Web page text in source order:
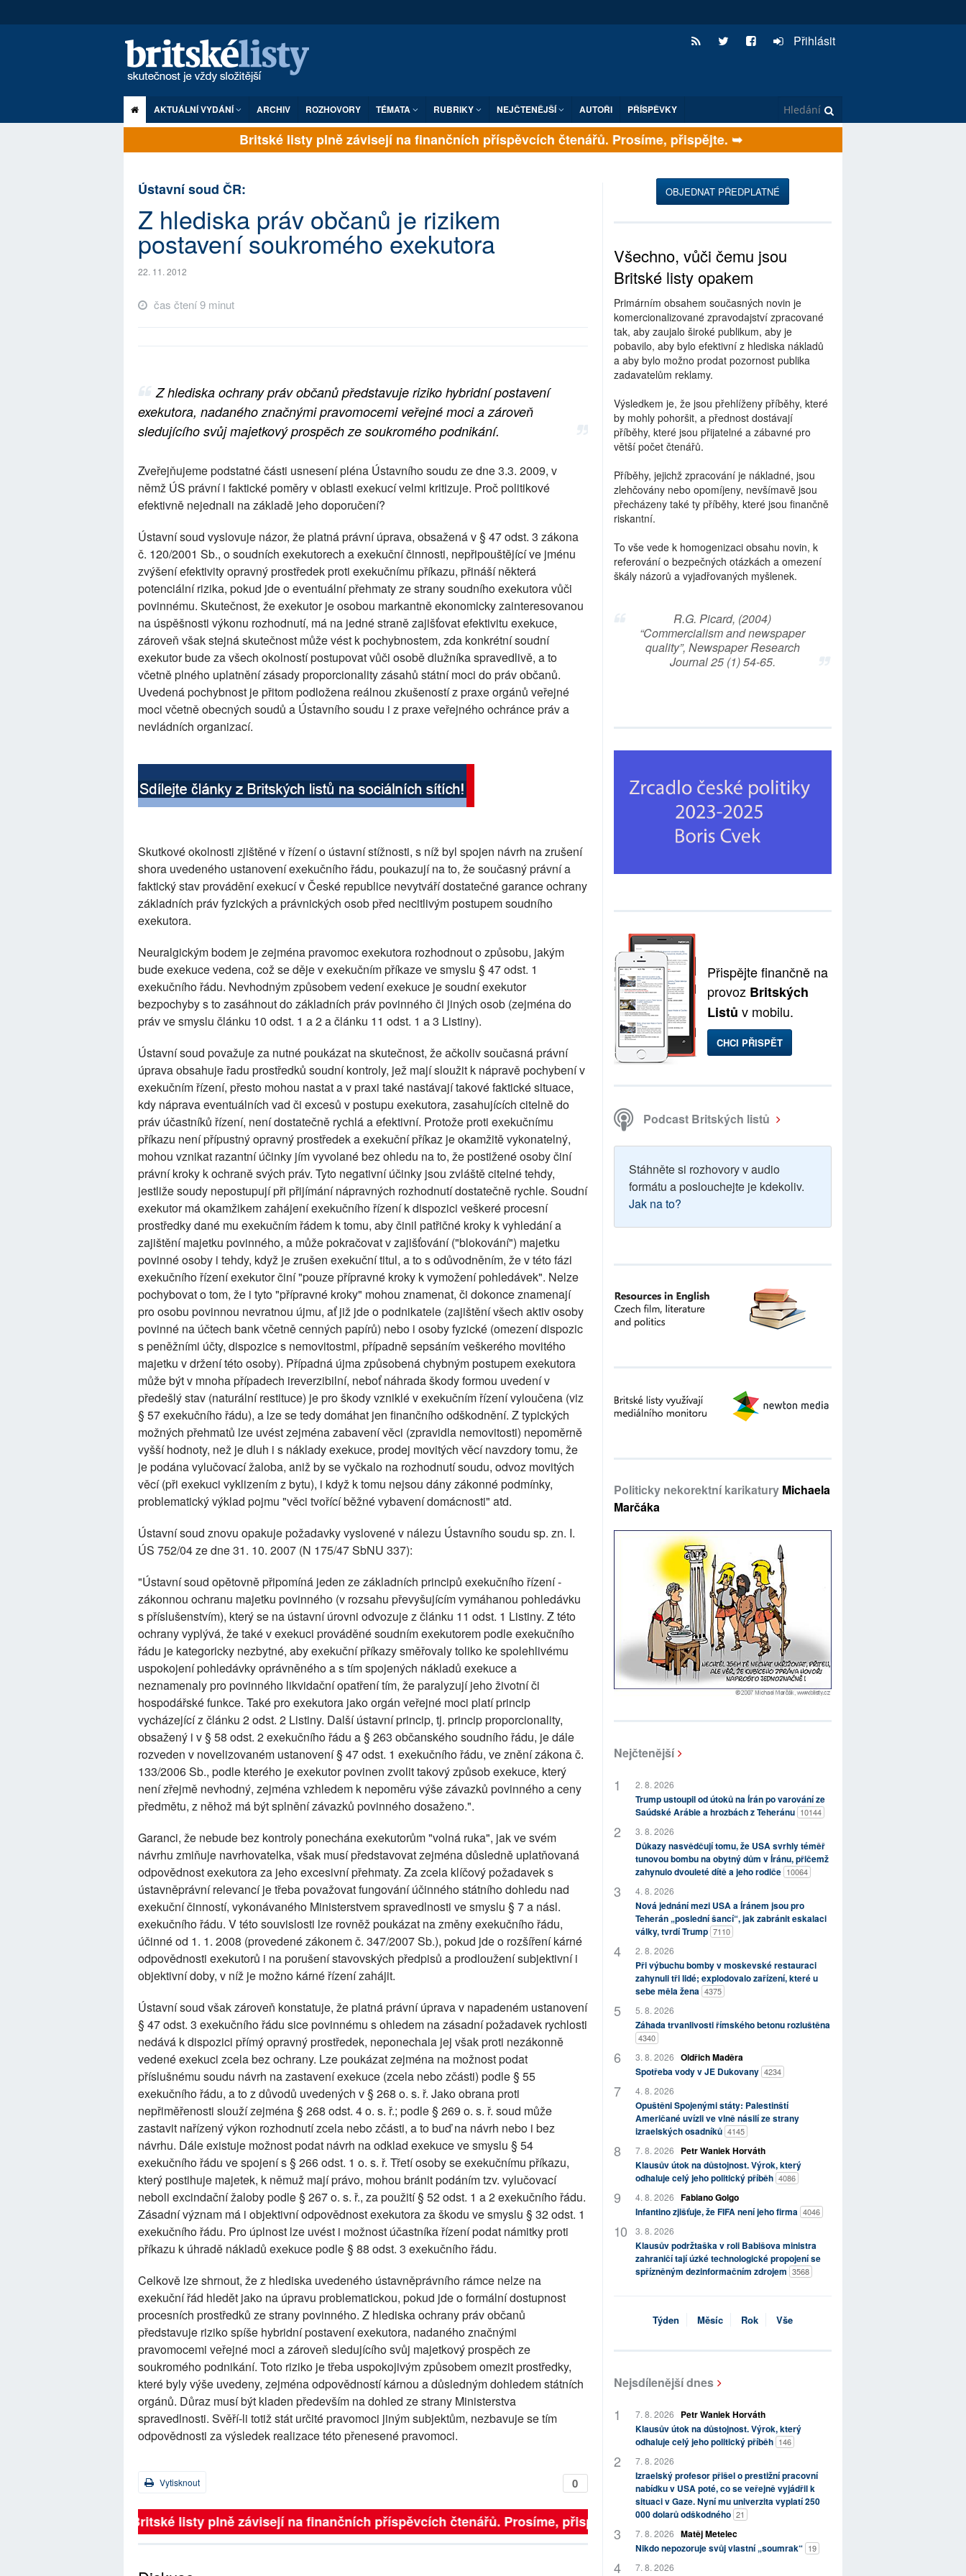
Přihlásit
AKTUÁLNÍ VYDÁNÍ ARCHIV ROZHOVORY TÉMATA RUBRIKY NEJČTENĚJŠÍ AUTOŘI PŘÍSPĚVKY
Britské listy plně závisejí na finančních příspěvcích čtenářů. Prosíme, přispějte. ➥
Ústavní soud ČR:
Z hlediska práv občanů je rizikem
postavení soukromého exekutora
22. 11. 2012
čas čtení 9 minut
Z hlediska ochrany práv občanů představuje riziko hybridní postavení
exekutora, nadaného značnými pravomocemi veřejné moci a zároveň
sledujícího svůj majetkový prospěch ze soukromého podnikání.
Zveřejňujeme podstatné části usnesení pléna Ústavního soudu ze dne 3.3. 2009, v
němž ÚS právní i faktické poměry v oblasti exekucí velmi kritizuje. Proč politikové
efektivně nejednali na základě jeho doporučení?
Ústavní soud vyslovuje názor, že platná právní úprava, obsažená v § 47 odst. 3 zákona
č. 120/2001 Sb., o soudních exekutorech a exekuční činnosti, nepřipouštějící ve jménu
zvýšení efektivity opravný prostředek proti exekučnímu příkazu, přináší některá
potenciální rizika, pokud jde o eventuální přehmaty ze strany soudního exekutora vůči
povinnému. Skutečnost, že exekutor je osobou markantně ekonomicky zainteresovanou
na úspěšnosti výkonu rozhodnutí, má na jedné straně zajišťovat efektivitu exekuce,
zároveň však stejná skutečnost může vést k pochybnostem, zda konkrétní soudní
exekutor bude za všech okolností postupovat vůči osobě dlužníka spravedlivě, a to
včetně plného uplatnění zásady proporcionality zásahů státní moci do práv občanů.
Uvedená pochybnost je přitom podložena reálnou zkušeností z praxe orgánů veřejné
moci včetně obecných soudů a Ústavního soudu i z praxe veřejného ochránce práv a
nevládních organizací.
Skutkové okolnosti zjištěné v řízení o ústavní stížnosti, s níž byl spojen návrh na zrušení
shora uvedeného ustanovení exekučního řádu, poukazují na to, že současný právní a
faktický stav provádění exekucí v České republice nevytváří dostatečné garance ochrany
základních práv fyzických a právnických osob před necitlivým postupem soudního
exekutora.
Neuralgickým bodem je zejména pravomoc exekutora rozhodnout o způsobu, jakým
bude exekuce vedena, což se děje v exekučním příkaze ve smyslu § 47 odst. 1
exekučního řádu. Nevhodným způsobem vedení exekuce je soudní exekutor
bezpochyby s to zasáhnout do základních práv povinného či jiných osob (zejména do
práv ve smyslu článku 10 odst. 1 a 2 a článku 11 odst. 1 a 3 Listiny).
Ústavní soud považuje za nutné poukázat na skutečnost, že ačkoliv současná právní
úprava obsahuje řadu prostředků soudní kontroly, jež mají sloužit k nápravě pochybení v
exekučním řízení, přesto mohou nastat a v praxi také nastávají takové faktické situace,
kdy náprava eventuálních vad či excesů v postupu exekutora, zasahujících citelně do
práv účastníků řízení, není dostatečně rychlá a efektivní. Protože proti exekučnímu
příkazu není přípustný opravný prostředek a exekuční příkaz je okamžitě vykonatelný,
mohou vznikat razantní účinky jím vyvolané bez ohledu na to, že postižené osoby činí
právní kroky k ochraně svých práv. Tyto negativní účinky jsou zvláště citelné tehdy,
jestliže soudy nepostupují při přijímání nápravných rozhodnutí dostatečně rychle. Soudní
exekutor má okamžikem zahájení exekučního řízení k dispozici veškeré procesní
prostředky dané mu exekučním řádem k tomu, aby činil patřičné kroky k vyhledání a
zajištění majetku povinného, a může pokračovat v zajišťování ("blokování") majetku
povinné osoby i tehdy, když je zrušen exekuční titul, a to s odůvodněním, že v této fázi
exekučního řízení exekutor činí "pouze přípravné kroky k vymožení pohledávek". Nelze
pochybovat o tom, že i tyto "přípravné kroky" mohou znamenat, či dokonce znamenají
pro osobu povinnou nevratnou újmu, ať již jde o podnikatele (zajištění všech aktiv osoby
povinné na účtech bank včetně cenných papírů) nebo i osoby fyzické (omezení dispozic
s peněžními účty, dispozice s nemovitostmi, případně sepsáním veškerého movitého
majetku v držení této osoby). Případná újma způsobená chybným postupem exekutora
může být v mnoha případech ireverzibilní, neboť náhrada škody formou uvedení v
předešlý stav (naturální restituce) je pro škody vzniklé v exekučním řízení vyloučena (viz
§ 57 exekučního řádu), a lze se tedy domáhat jen finančního odškodnění. Z typických
možných přehmatů lze uvést zejména zabavení věci (zpravidla nemovitosti) nepoměrně
vyšší hodnoty, než je dluh i s náklady exekuce, prodej movitých věcí navzdory tomu, že
je podána vylučovací žaloba, aniž by se vyčkalo na rozhodnutí soudu, odvoz movitých
věcí (při exekuci vyklizením z bytu), i když k tomu nejsou dány zákonné podmínky,
problematický výklad pojmu "věci tvořící běžné vybavení domácnosti" atd.
Ústavní soud znovu opakuje požadavky vyslovené v nálezu Ústavního soudu sp. zn. I.
ÚS 752/04 ze dne 31. 10. 2007 (N 175/47 SbNU 337):
"Ústavní soud opětovně připomíná jeden ze základních principů exekučního řízení -
zákonnou ochranu majetku povinného (v rozsahu převyšujícím vymáhanou pohledávku
s příslušenstvím), který se na ústavní úrovni odvozuje z článku 11 odst. 1 Listiny. Z této
ochrany vyplývá, že také v exekuci prováděné soudním exekutorem podle exekučního
řádu je kategoricky nezbytné, aby exekuční příkazy směřovaly toliko ke spolehlivému
uspokojení pohledávky oprávněného a s tím spojených nákladů exekuce a
neznamenaly pro povinného likvidační opatření tím, že paralyzují jeho životní či
hospodářské funkce. Také pro exekutora jako orgán veřejné moci platí princip
vycházející z článku 2 odst. 2 Listiny. Další ústavní princip, tj. princip proporcionality,
obsažený i v § 58 odst. 2 exekučního řádu a § 263 občanského soudního řádu, je dále
rozveden v novelizovaném ustanovení § 47 odst. 1 exekučního řádu, ve znění zákona č.
133/2006 Sb., podle kterého je exekutor povinen zvolit takový způsob exekuce, který
není zřejmě nevhodný, zejména vzhledem k nepoměru výše závazků povinného a ceny
předmětu, z něhož má být splnění závazků povinného dosaženo.".
Garanci, že nebude bez kontroly ponechána exekutorům "volná ruka", jak ve svém
návrhu zmiňuje navrhovatelka, však musí představovat zejména důsledně uplatňovaná
odpovědnost exekutora za jeho excesivní přehmaty. Za zcela klíčový požadavek s
ústavněprávní relevancí je třeba považovat fungování účinného státního dohledu nad
exekuční činností, vykonávaného Ministerstvem spravedlnosti ve smyslu § 7 a násl.
exekučního řádu. V této souvislosti lze rovněž poukázat na změny exekučního řádu,
účinné od 1. 1. 2008 (provedené zákonem č. 347/2007 Sb.), pokud jde o rozšíření kárné
odpovědnosti exekutorů i na porušení stavovských předpisů a prodloužení subjektivní i
objektivní doby, v níž je možno kárné řízení zahájit.
Ústavní soud však zároveň konstatuje, že platná právní úprava v napadeném ustanovení
§ 47 odst. 3 exekučního řádu sice povinnému s ohledem na zásadní požadavek rychlosti
nedává k dispozici přímý opravný prostředek, neponechala jej však proti nezákonně
vedené exekuci zcela bez ochrany. Lze poukázat zejména na možnost podat
příslušnému soudu návrh na zastavení exekuce (zcela nebo zčásti) podle § 55
exekučního řádu, a to z důvodů uvedených v § 268 o. s. ř. Jako obrana proti
nepřiměřenosti slouží zejména § 268 odst. 4 o. s. ř.; podle § 269 o. s. ř. soud může
zastavit nařízený výkon rozhodnutí zcela nebo zčásti, a to buď na návrh nebo i bez
návrhu. Dále existuje možnost podat návrh na odklad exekuce ve smyslu § 54
exekučního řádu ve spojení s § 266 odst. 1 o. s. ř. Třetí osoby se exekučnímu příkazu,
který postihuje majetek, k němuž mají právo, mohou bránit podáním tzv. vylučovací
neboli excindační žaloby podle § 267 o. s. ř., za použití § 52 odst. 1 a 2 exekučního řádu.
Zásadní význam má i objektivní odpovědnost exekutora za škodu ve smyslu § 32 odst. 1
exekučního řádu. Pro úplnost lze uvést i možnost účastníka řízení podat námitky proti
příkazu k úhradě nákladů exekuce podle § 88 odst. 3 exekučního řádu.
Celkově lze shrnout, že z hlediska uvedeného ústavněprávního rámce nelze na
exekuční řád hledět jako na úpravu problematickou, pokud jde o formální dostupnost
procesních prostředků ze strany povinného. Z hlediska ochrany práv občanů
představuje riziko spíše hybridní postavení exekutora, nadaného značnými
pravomocemi veřejné moci a zároveň sledujícího svůj majetkový prospěch ze
soukromého podnikání. Toto riziko je třeba uspokojivým způsobem omezit prostředky,
které byly výše uvedeny, zejména odpovědností kárnou a důsledným dohledem státních
orgánů. Důraz musí být kladen především na dohled ze strany Ministerstva
spravedlnosti. Svěří-li totiž stát určité pravomoci jiným subjektům, nezbavuje se tím
odpovědnosti za výsledek realizace této přenesené pravomoci.
0
Vytisknout
Britské listy plně závisejí na finančních příspěvcích čtenářů. Prosíme, přispějte. ➥
OBJEDNAT PŘEDPLATNÉ
Všechno, vůči čemu jsou
Britské listy opakem
Primárním obsahem současných novin je
komercionalizované zpravodajství zpracované
tak, aby zaujalo široké publikum, aby je
pobavilo, aby bylo efektivní z hlediska nákladů
a aby bylo možno prodat pozornost publika
zadavatelům reklamy.
Výsledkem je, že jsou přehlíženy příběhy, které
by mohly pohoršit, a přednost dostávají
příběhy, které jsou přijatelné a zábavné pro
větší počet čtenářů.
Příběhy, jejichž zpracování je nákladné, jsou
zlehčovány nebo opomíjeny, nevšímavě jsou
přecházeny také ty příběhy, které jsou finančně
riskantní.
To vše vede k homogenizaci obsahu novin, k
referování o bezpečných otázkách a omezení
škály názorů a vyjadřovaných myšlenek.
R.G. Picard, (2004)
“Commercialism and newspaper
quality”, Newspaper Research
Journal 25 (1) 54-65.
Přispějte finančně na
provoz Britských
Listů v mobilu.
CHCI PŘISPĚT
Podcast Britských listů
Stáhněte si rozhovory v audio
formátu a poslouchejte je kdekoliv.
Jak na to?
Politicky nekorektní karikatury Michaela
Marčáka
Nejčtenější
2. 8. 2026
Trump ustoupil od útoků na Írán po varování ze
Saúdské Arábie a hrozbách z Teheránu 10144
3. 8. 2026
Důkazy nasvědčují tomu, že USA svrhly téměř
tunovou bombu na obytný dům v Íránu, přičemž
zahynulo dvouleté dítě a jeho rodiče 10064
4. 8. 2026
Nová jednání mezi USA a Íránem jsou pro
Teherán „poslední šancí“, jak zabránit eskalaci
války, tvrdí Trump 7110
2. 8. 2026
Při výbuchu bomby v moskevské restauraci
zahynuli tři lidé; explodovalo zařízení, které u
sebe měla žena 4375
5. 8. 2026
Záhada trvanlivosti římského betonu rozluštěna
4340
3. 8. 2026 Oldřich Maděra
Spotřeba vody v JE Dukovany 4234
4. 8. 2026
Opuštěni Spojenými státy: Palestinští
Američané uvízli ve vlně násilí ze strany
izraelských osadníků 4145
7. 8. 2026
Petr Waniek Horváth
Klausův útok na důstojnost. Výrok, který
odhaluje celý jeho politický příběh 4086
4. 8. 2026 Fabiano Golgo
Infantino zjišťuje, že FIFA není jeho firma 4046
3. 8. 2026
Klausův podržtaška v roli Babišova ministra
zahraničí tají úzké technologické propojení se
spřízněným dezinformačním zdrojem 3568
Týden Měsíc Rok Vše
Nejsdílenější dnes
7. 8. 2026
Petr Waniek Horváth
Klausův útok na důstojnost. Výrok, který
odhaluje celý jeho politický příběh 146
7. 8. 2026
Izraelský profesor přišel o prestižní pracovní
nabídku v USA poté, co se veřejně vyjádřil k
situaci v Gaze. Nyní mu univerzita vyplatí 250
000 dolarů odškodného 21
7. 8. 2026 Matěj Metelec
Nikdo nepozoruje svůj vlastní „soumrak“ 19
7. 8. 2026